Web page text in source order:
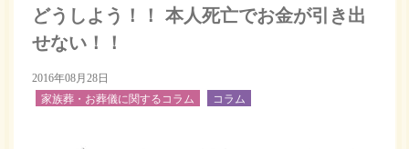
どうしよう！！ 本人死亡でお金が引き出
せない！！
2016年08月28日
家族葬・お葬儀に関するコラム コラム